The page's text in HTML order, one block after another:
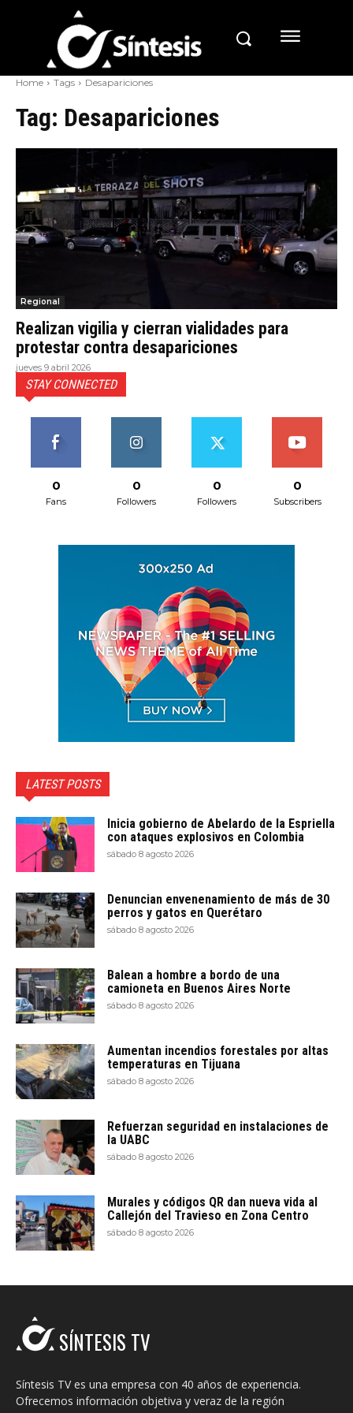
Home Tags Desapariciones
Tag: Desapariciones
Regional
Realizan vigilia y cierran vialidades para
protestar contra desapariciones
jueves 9 abril 2026
STAY CONNECTED
0
Fans
0
Followers
0
Followers
0
Subscribers
LATEST POSTS
Inicia gobierno de Abelardo de la Espriella
con ataques explosivos en Colombia
sábado 8 agosto 2026
Denuncian envenenamiento de más de 30
perros y gatos en Querétaro
sábado 8 agosto 2026
Balean a hombre a bordo de una
camioneta en Buenos Aires Norte
sábado 8 agosto 2026
Aumentan incendios forestales por altas
temperaturas en Tijuana
sábado 8 agosto 2026
Refuerzan seguridad en instalaciones de
la UABC
sábado 8 agosto 2026
Murales y códigos QR dan nueva vida al
Callejón del Travieso en Zona Centro
sábado 8 agosto 2026
SÍNTESIS TV
Síntesis TV es una empresa con 40 años de experiencia.
Ofrecemos información objetiva y veraz de la región